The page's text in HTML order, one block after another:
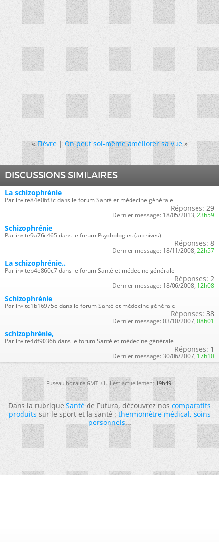
« Fièvre|On peut soi-même améliorer sa vue »
DISCUSSIONS SIMILAIRES
La schizophrénie
Par invite84e06f3c dans le forum Santé et médecine générale
Réponses: 29
Dernier message: 18/05/2013, 23h59
Schizophrénie
Par invite9a76c465 dans le forum Psychologies (archives)
Réponses: 8
Dernier message: 18/11/2008, 22h57
La schizophrénie..
Par inviteb4e860c7 dans le forum Santé et médecine générale
Réponses: 2
Dernier message: 18/06/2008, 12h08
Schizophrénie
Par invite1b16975e dans le forum Santé et médecine générale
Réponses: 38
Dernier message: 03/10/2007, 08h01
schizophrénie,
Par invite4df90366 dans le forum Santé et médecine générale
Réponses: 1
Dernier message: 30/06/2007, 17h10
Fuseau horaire GMT +1. Il est actuellement19h49.
Dans la rubriqueSantéde Futura, découvrez noscomparatifs
produitssur le sport et la santé :thermomètre médical,soins
personnels...